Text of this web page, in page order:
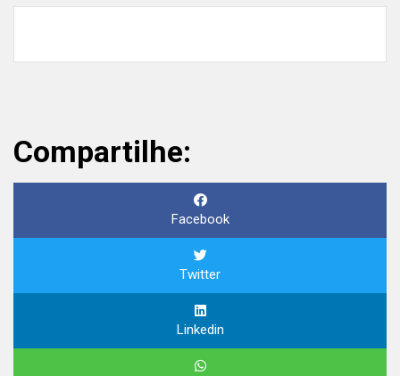
Compartilhe:
Facebook
Twitter
Linkedin